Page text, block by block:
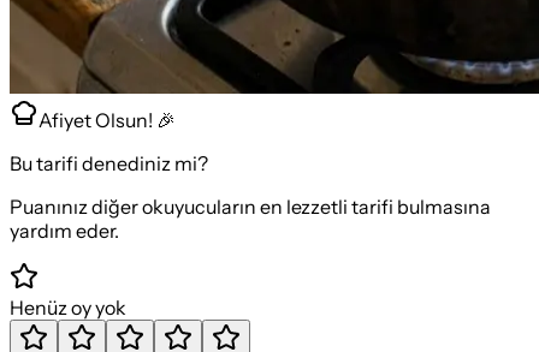
Afiyet Olsun! 🎉
Bu tarifi denediniz mi?
Puanınız diğer okuyucuların en lezzetli tarifi bulmasına
yardım eder.
Henüz oy yok